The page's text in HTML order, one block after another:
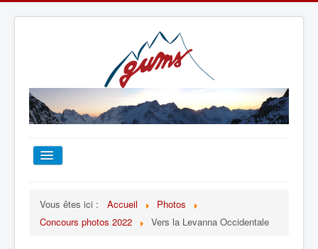
TOUT SUR LE GUMS
Vous êtes ici : Accueil
Photos
Concours photos 2022
Vers la Levanna Occidentale